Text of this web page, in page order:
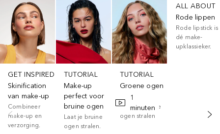
GET INSPIRED
Skinification
van make-up
Combineer
make-up en
verzorging.
TUTORIAL
Make-up
perfect voor
bruine ogen
Laat je bruine
ogen stralen.
1
minuten
TUTORIAL
Groene ogen
make-up
Laat je groene
ogen stralen
ALL ABOUT
Rode lippen
Rode lipstick is
dé make-
upklassieker.